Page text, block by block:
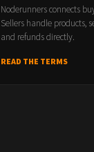
Noderunners connects
Sellers handle products,
and refunds directly.
READ THE TERMS